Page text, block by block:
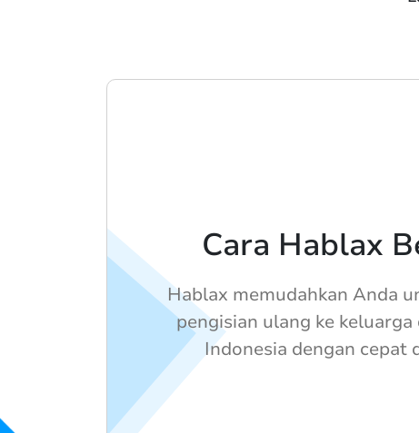
Cara Hablax
Hablax memudahkan Anda
pengisian ulang ke
Indonesia dengan cepat